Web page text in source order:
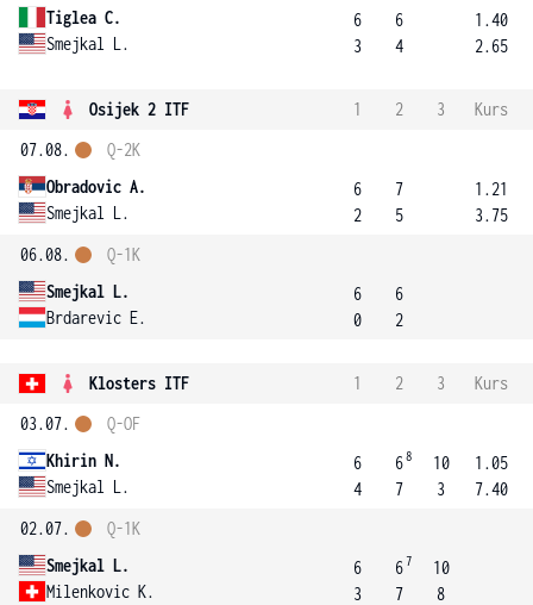
Tiglea C.
Smejkal L.
6
3
6
4
1.40
2.65
Osijek 2 ITF 1 2 3
Kurs
07.08.
Obradovic A.
Smejkal L.
Q-2K
6
2
7
5
1.21
3.75
06.08.
Smejkal L.
Brdarevic E.
Q-1K
6
0
6
2
Klosters ITF 1 2 3
Kurs
03.07.
Khirin N.
Smejkal L.
Q-OF
6
4
68
7
10
3
1.05
7.40
02.07.
Smejkal L.
Milenkovic K.
Q-1K
6
3
67
7
10
8